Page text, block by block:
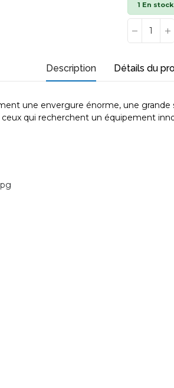
1 En stock
Description Détails du
une envergure énorme, une
qui recherchent un équipement